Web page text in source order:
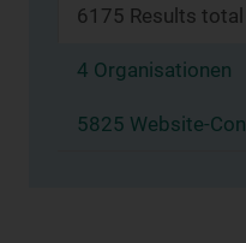
6175 Results total
4 Organisationen
5825 Website-